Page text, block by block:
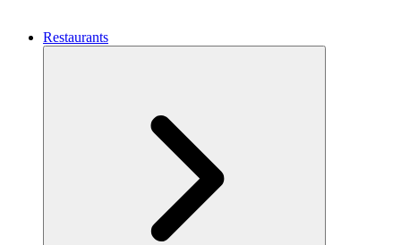
Restaurants